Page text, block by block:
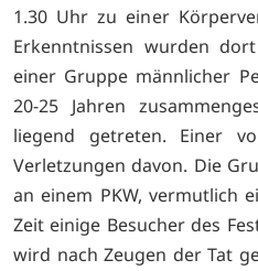
1.30 Uhr zu einer
Erkenntnissen wurden
einer Gruppe männlicher
20-25 Jahren
liegend getreten. Einer
Verletzungen davon. Die
an einem PKW, vermutlich
Zeit einige Besucher des
wird nach Zeugen der Tat